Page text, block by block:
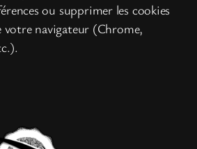
ou supprimer les cookies
votre navigateur (Chrome,